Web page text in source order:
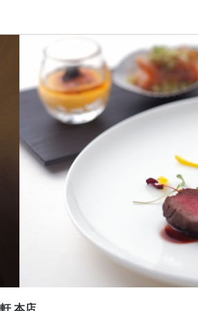
養軒 本店
調理スタッフ
調理スタッフ
円〜
昇給あり 交通費支給
働8時間・休憩あり）